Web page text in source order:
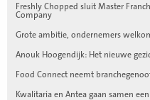
Freshly Chopped sluit Master
Company
Grote ambitie, ondernemers
Anouk Hoogendijk: Het nieuwe
Food Connect neemt
Kwalitaria en Antea gaan samen